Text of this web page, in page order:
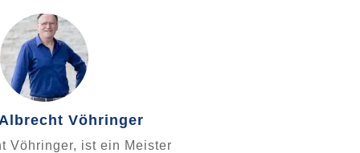
Vöhringer
Vöhringer, ist ein Meister